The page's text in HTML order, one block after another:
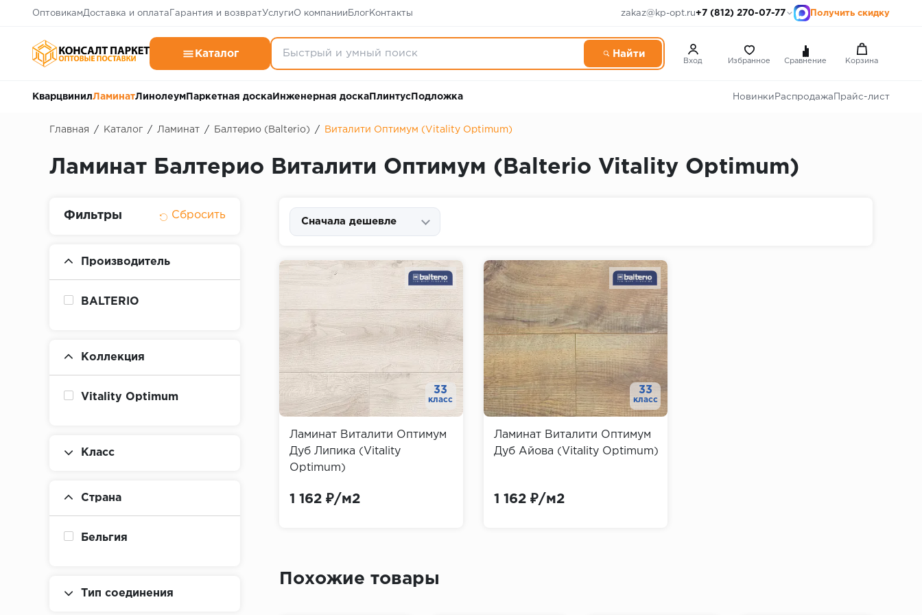
ОптовикамДоставка и оплата Гарантия и возвратУслугиО компании БлогКонтакты zakaz@kp-opt.ru+7 (812) 270-07-77 Получить скидку
Каталог
Вход Избранное Сравнение Корзина
КварцвинилЛаминатЛинолеум Паркетная доска Инженерная доска Плинтус Подложка Новинки Распродажа Прайс-лист
Главная / Каталог / Ламинат / Балтерио (Balterio) / Виталити Оптимум (Vitality Optimum)
Ламинат Балтерио Виталити Оптимум (Balterio Vitality Optimum)
Фильтры
Производитель
BALTERIO
Коллекция
Vitality Optimum
Класс
Страна
Бельгия
Тип соединения
Сначала дешевле
33
класс
Ламинат Виталити Оптимум
Дуб Липика (Vitality
Optimum)
1 162 ₽/м2
33
класс
Ламинат Виталити Оптимум
Дуб Айова (Vitality Optimum)
1 162 ₽/м2
Похожие товары